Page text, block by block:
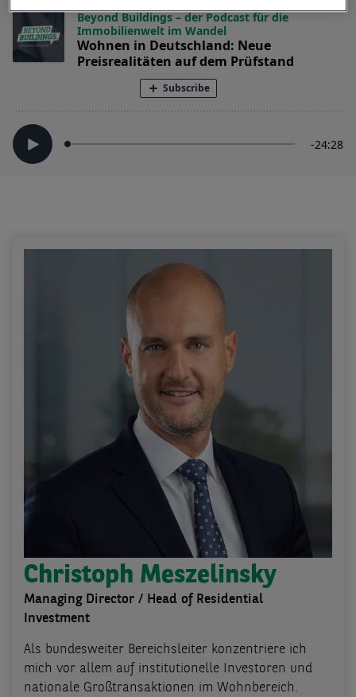
Christoph Meszelinsky
Managing Director / Head of Residential
Investment
Als bundesweiter Bereichsleiter konzentriere ich
mich vor allem auf institutionelle Investoren und
nationale Großtransaktionen im Wohnbereich.